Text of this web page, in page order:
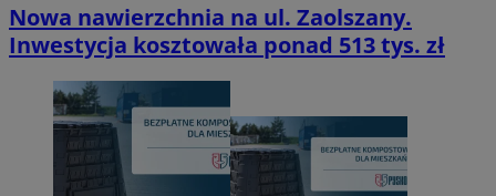
Nowa nawierzchnia na ul. Zaolszany.
Inwestycja kosztowała ponad 513 tys. zł